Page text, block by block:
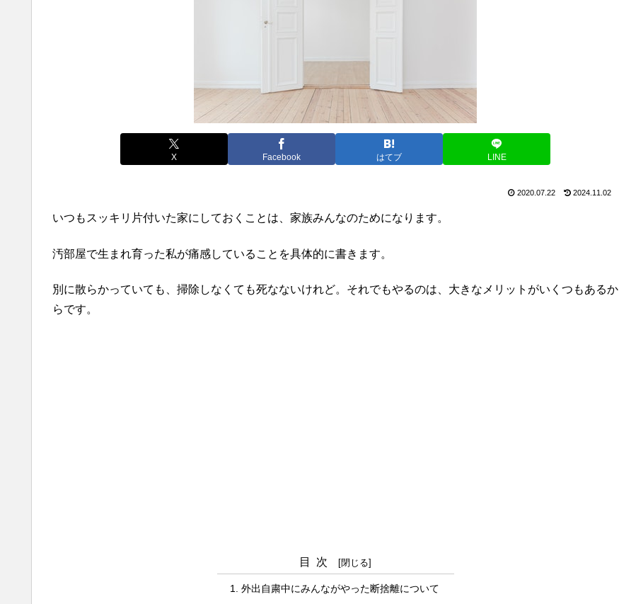
X Facebook はてブ LINE
2020.07.22 2024.11.02
いつもスッキリ片付いた家にしておくことは、家族みんなのためになります。
汚部屋で生まれ育った私が痛感していることを具体的に書きます。
別に散らかっていても、掃除しなくても死なないけれど。それでもやるのは、大きなメリットがいくつもあるか
らです。
目次
外出自粛中にみんながやった断捨離について